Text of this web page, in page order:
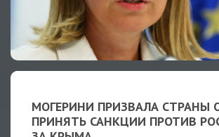
МОГЕРИНИ ПРИЗВАЛА СТРАНЫ
ПРИНЯТЬ САНКЦИИ ПРОТИВ